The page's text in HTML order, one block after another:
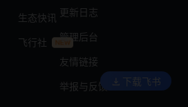
生态快讯
飞行社
更新日志
管理后台
友情链接
举报与反馈 下载飞书